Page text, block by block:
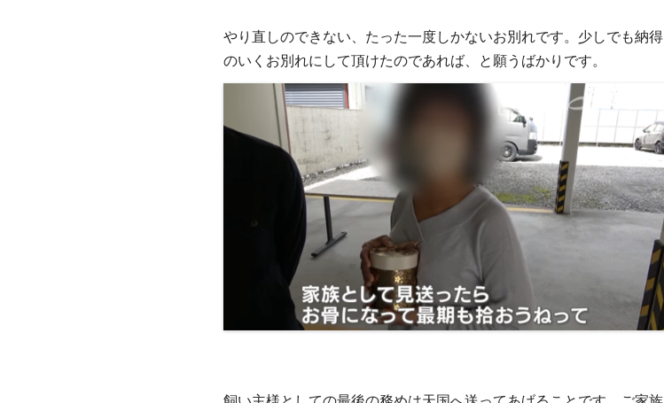
やり直しのできない、たった一度しかないお別れです。少しでも納得
のいくお別れにして頂けたのであれば、と願うばかりです。